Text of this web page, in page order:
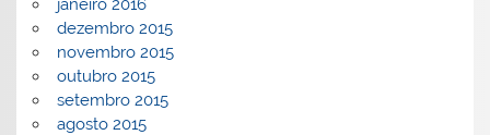
dezembro 2015
novembro 2015
outubro 2015
setembro 2015
agosto 2015